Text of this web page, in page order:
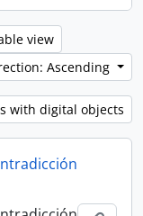
view
Ascending
with digital objects